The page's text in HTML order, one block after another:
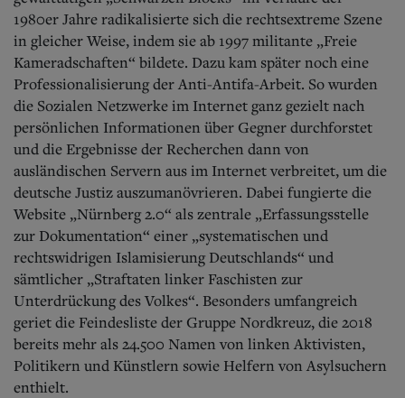
1980er Jahre radikalisierte sich die rechtsextreme Szene
in gleicher Weise, indem sie ab 1997 militante „Freie
Kameradschaften“ bildete. Dazu kam später noch eine
Professionalisierung der Anti-Antifa-Arbeit. So wurden
die Sozialen Netzwerke im Internet ganz gezielt nach
persönlichen Informationen über Gegner durchforstet
und die Ergebnisse der Recherchen dann von
ausländischen Servern aus im Internet verbreitet, um die
deutsche Justiz auszumanövrieren. Dabei fungierte die
Website „Nürnberg 2.0“ als zentrale „Erfassungsstelle
zur Dokumentation“ einer „systematischen und
rechtswidrigen Islamisierung Deutschlands“ und
sämtlicher „Straftaten linker Faschisten zur
Unterdrückung des Volkes“. Besonders umfangreich
geriet die Feindesliste der Gruppe Nordkreuz, die 2018
bereits mehr als 24.500 Namen von linken Aktivisten,
Politikern und Künstlern sowie Helfern von Asylsuchern
enthielt.